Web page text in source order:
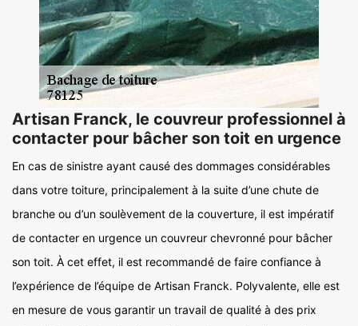
Artisan Franck, le couvreur professionnel à
contacter pour bâcher son toit en urgence
En cas de sinistre ayant causé des dommages considérables
dans votre toiture, principalement à la suite d’une chute de
branche ou d’un soulèvement de la couverture, il est impératif
de contacter en urgence un couvreur chevronné pour bâcher
son toit. À cet effet, il est recommandé de faire confiance à
l’expérience de l’équipe de Artisan Franck. Polyvalente, elle est
en mesure de vous garantir un travail de qualité à des prix